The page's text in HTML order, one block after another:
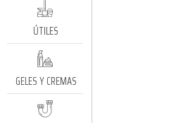
ÚTILES
GELES Y CREMAS